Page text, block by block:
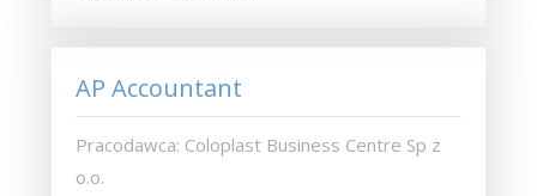
AP Accountant
Pracodawca: Coloplast Business Centre Sp z
o.o.